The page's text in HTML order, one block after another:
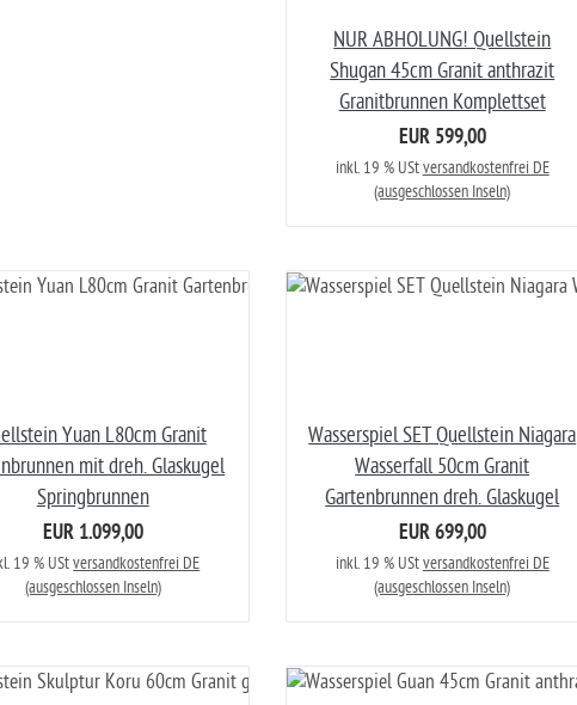
NUR ABHOLUNG! Quellstein
Shugan 45cm Granit anthrazit
Granitbrunnen Komplettset
EUR 599,00
inkl. 19 % UStversandkostenfrei DE
(ausgeschlossen Inseln)
Yuan L80cm Granit
mit dreh. Glaskugel
Springbrunnen
EUR 1.099,00
19 % UStversandkostenfrei DE
(ausgeschlossen Inseln)
Wasserspiel SET Quellstein Niagara
Wasserfall 50cm Granit
Gartenbrunnen dreh. Glaskugel
EUR 699,00
inkl. 19 % UStversandkostenfrei DE
(ausgeschlossen Inseln)